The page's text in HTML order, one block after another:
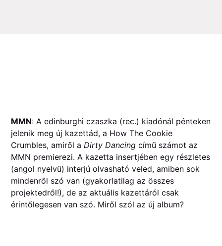
MMN: A edinburghi czaszka (rec.) kiadónál pénteken
jelenik meg új kazettád, a How The Cookie
Crumbles, amiről a Dirty Dancing című számot az
MMN premierezi. A kazetta insertjében egy részletes
(angol nyelvű) interjú olvasható veled, amiben sok
mindenről szó van (gyakorlatilag az összes
projektedről!), de az aktuális kazettáról csak
érintőlegesen van szó. Miről szól az új album?